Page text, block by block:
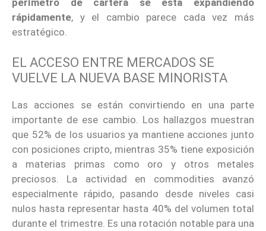
perímetro de cartera se está expandiendo
rápidamente, y el cambio parece cada vez más
estratégico.
EL ACCESO ENTRE MERCADOS SE
VUELVE LA NUEVA BASE MINORISTA
Las acciones se están convirtiendo en una parte
importante de ese cambio. Los hallazgos muestran
que 52% de los usuarios ya mantiene acciones junto
con posiciones cripto, mientras 35% tiene exposición
a materias primas como oro y otros metales
preciosos. La actividad en commodities avanzó
especialmente rápido, pasando desde niveles casi
nulos hasta representar hasta 40% del volumen total
durante el trimestre. Es una rotación notable para una